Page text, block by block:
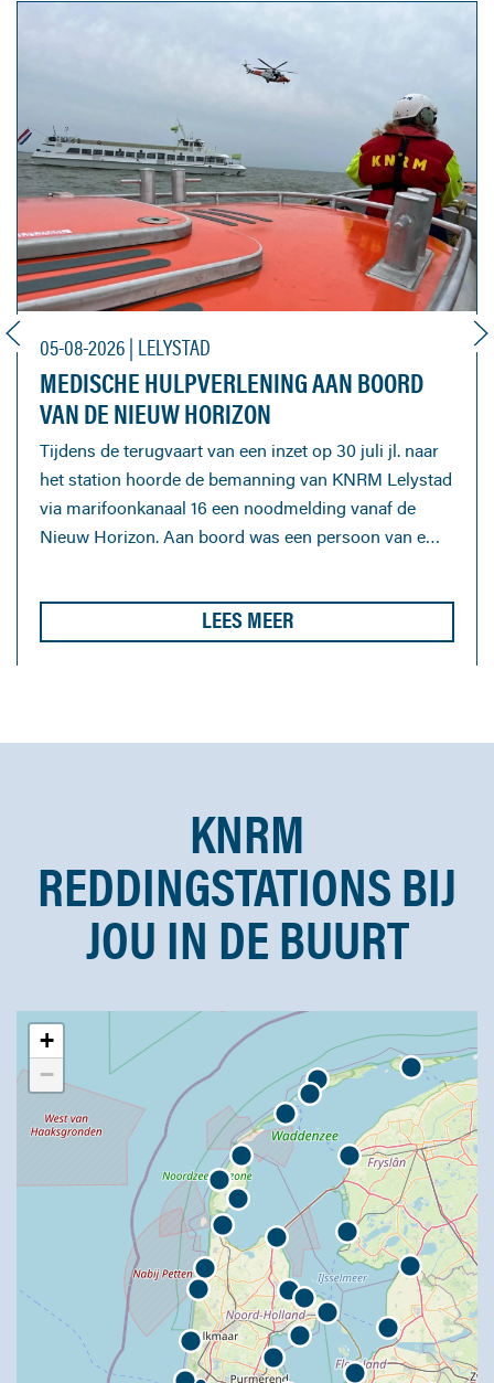
05-08-2026 | LELYSTAD
MEDISCHE HULPVERLENING AAN BOORD
VAN DE NIEUW HORIZON
Tijdens de terugvaart van een inzet op 30 juli jl. naar
het station hoorde de bemanning van KNRM Lelystad
via marifoonkanaal 16 een noodmelding vanaf de
Nieuw Horizon. Aan boord was een persoon van e…
LEES MEER
KNRM
REDDINGSTATIONS BIJ
JOU IN DE BUURT
+
−